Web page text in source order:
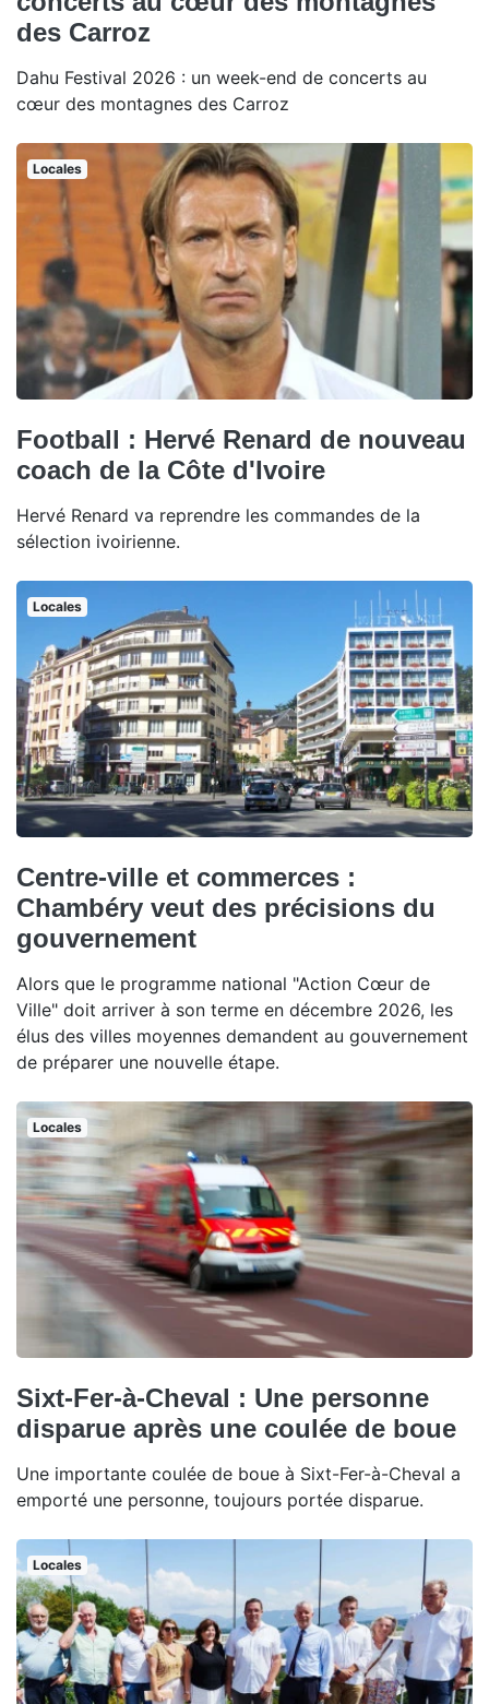
des Carroz
Dahu Festival 2026 : un week-end de concerts au
cœur des montagnes des Carroz
Locales
Football : Hervé Renard de nouveau
coach de la Côte d'Ivoire
Hervé Renard va reprendre les commandes de la
sélection ivoirienne.
Locales
Centre-ville et commerces :
Chambéry veut des précisions du
gouvernement
Alors que le programme national "Action Cœur de
Ville" doit arriver à son terme en décembre 2026, les
élus des villes moyennes demandent au gouvernement
de préparer une nouvelle étape.
Locales
Sixt-Fer-à-Cheval : Une personne
disparue après une coulée de boue
Une importante coulée de boue à Sixt-Fer-à-Cheval a
emporté une personne, toujours portée disparue.
Locales